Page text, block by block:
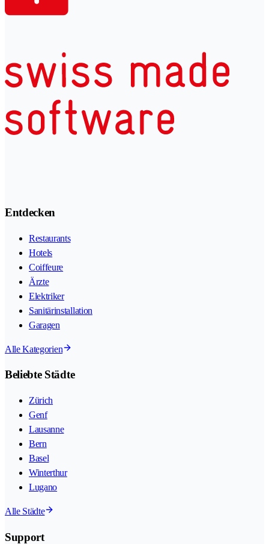
Entdecken
Restaurants
Hotels
Coiffeure
Ärzte
Elektriker
Sanitärinstallation
Garagen
Alle Kategorien
Beliebte Städte
Zürich
Genf
Lausanne
Bern
Basel
Winterthur
Lugano
Alle Städte
Support